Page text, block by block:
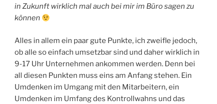
in Zukunft wirklich mal auch bei mir im Büro sagen zu
können
Alles in allem ein paar gute Punkte, ich zweifle jedoch,
ob alle so einfach umsetzbar sind und daher wirklich in
9-17 Uhr Unternehmen ankommen werden. Denn bei
all diesen Punkten muss eins am Anfang stehen. Ein
Umdenken im Umgang mit den Mitarbeitern, ein
Umdenken im Umfang des Kontrollwahns und das